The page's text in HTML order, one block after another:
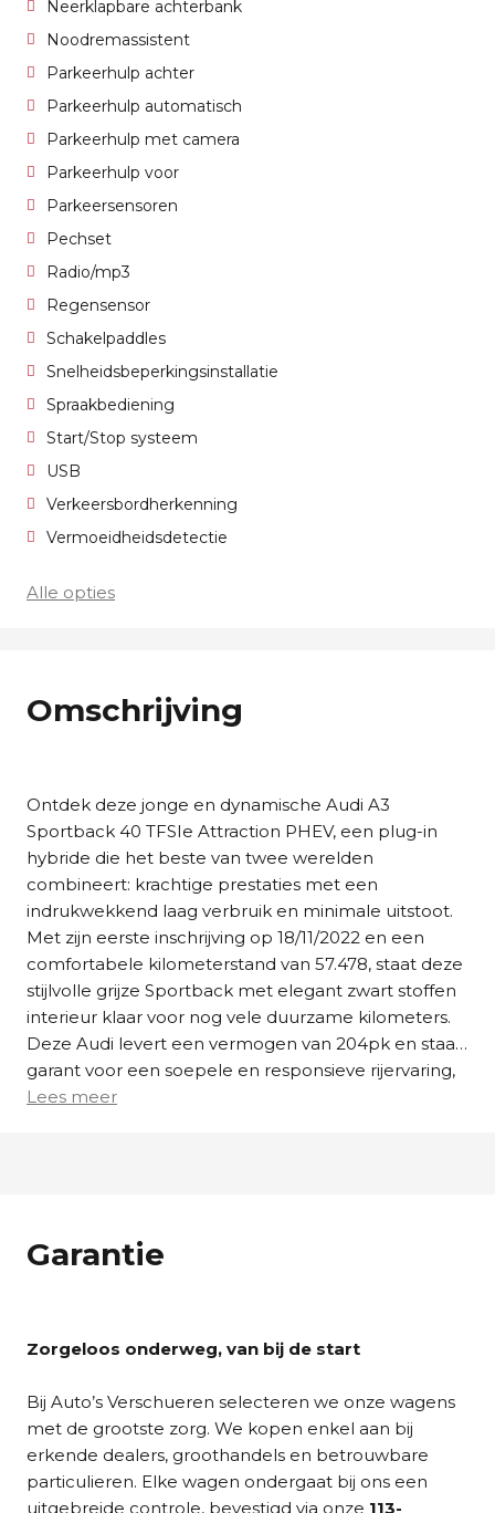
Neerklapbare achterbank
Noodremassistent
Parkeerhulp achter
Parkeerhulp automatisch
Parkeerhulp met camera
Parkeerhulp voor
Parkeersensoren
Pechset
Radio/mp3
Regensensor
Schakelpaddles
Snelheidsbeperkingsinstallatie
Spraakbediening
Start/Stop systeem
USB
Verkeersbordherkenning
Vermoeidheidsdetectie
Alle opties
Omschrijving
Ontdek deze jonge en dynamische Audi A3
Sportback 40 TFSIe Attraction PHEV, een plug-in
hybride die het beste van twee werelden
combineert: krachtige prestaties met een
indrukwekkend laag verbruik en minimale uitstoot.
Met zijn eerste inschrijving op 18/11/2022 en een
comfortabele kilometerstand van 57.478, staat deze
stijlvolle grijze Sportback met elegant zwart stoffen
interieur klaar voor nog vele duurzame kilometers.
Deze Audi levert een vermogen van 204pk en staat
garant voor een soepele en responsieve rijervaring,
terwijl de CO2-uitstoot van slechts 24g/km hem
rijgegevens via het geavanceerde
snelweg zorgt de adaptieve cruise control
zorgen voor optimaal zicht en een moderne
uitstraling. Binnenin ervaart u maximaal comfort
dankzij deautomatische klimaatregeling met 2
zones, en inparkeren wordt een fluitje van een cent
Lees meer
Garantie
Zorgeloos onderweg, van bij de start
Bij Auto’s Verschueren selecteren we onze wagens
met de grootste zorg. We kopen enkel aan bij
erkende dealers, groothandels en betrouwbare
particulieren. Elke wagen ondergaat bij ons een
uitgebreide controle, bevestigd via onze 113-